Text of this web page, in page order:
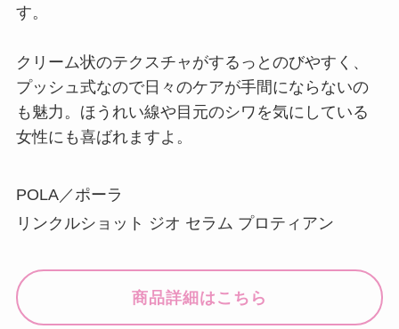
す。
クリーム状のテクスチャがするっとのびやすく、
プッシュ式なので日々のケアが手間にならないの
も魅力。ほうれい線や目元のシワを気にしている
女性にも喜ばれますよ。
POLA／ポーラ
リンクルショット ジオ セラム プロティアン
商品詳細はこちら